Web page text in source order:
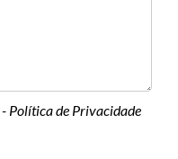
- Política de Privacidade